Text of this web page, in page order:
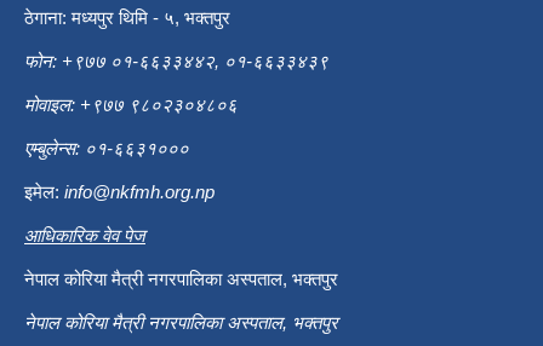
ठेगाना: मध्यपुर थिमि - ५, भक्तपुर
फोन: +९७७ ०१-६६३३४४२, ०१-६६३३४३९
मोवाइल: +९७७ ९८०२३०४८०६
एम्बुलेन्स: ०१-६६३१०००
इमेल: info@nkfmh.org.np
आधिकारिक वेव पेज
नेपाल कोरिया मैत्री नगरपालिका अस्पताल, भक्तपुर
नेपाल कोरिया मैत्री नगरपालिका अस्पताल, भक्तपुर